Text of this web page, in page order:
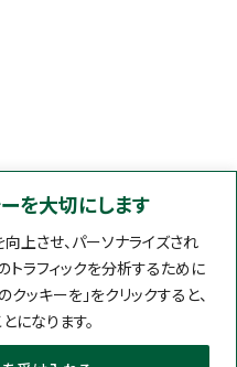
を大切にします
上させ、パーソナライズされ
トラフィックを分析するために
ッキーを」をクリックすると、
になります。